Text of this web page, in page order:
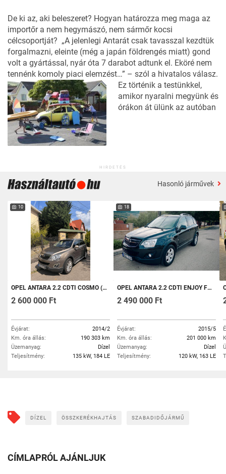
De ki az, aki beleszeret? Hogyan határozza meg maga az
importőr a nem hegymászó, nem sármőr kocsi
célcsoportját? „A jelenlegi Antarát csak tavasszal kezdtük
forgalmazni, eleinte (még a japán földrengés miatt) gond
volt a gyártással, nyár óta 7 darabot adtunk el. Eköré nem
tennénk komoly piaci elemzést…” – szól a hivatalos válasz.
Ez történik a testünkkel,
amikor nyaralni megyünk és
órákon át ülünk az autóban
HIRDETÉS
Hasonló járművek
10
OPEL ANTARA 2.2 CDTI COSMO (AUTOMATA) 4X4. 184 LE. VONÓHOROG
2 600 000 Ft
Évjárat:
2014/2
Km. óra állás:
190 303 km
Üzemanyag:
Dízel
Teljesítmény:
135 kW, 184 LE
18
OPEL ANTARA 2.2 CDTI ENJOY FWD MO-! MÁRKASZERVÍZBEN SZERVIZELT!
2 490 000 Ft
Évjárat:
2015/5
Km. óra állás:
201 000 km
Üzemanyag:
Dízel
Teljesítmény:
120 kW, 163 LE
DÍZEL ÖSSZKERÉKHAJTÁS SZABADIDŐJÁRMŰ
CÍMLAPRÓL AJÁNLJUK